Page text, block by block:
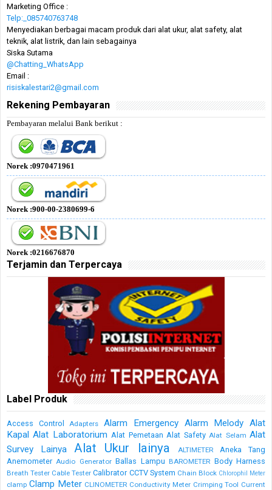
Marketing Office :
Telp:_085740763748
Menyediakan berbagai macam produk dari alat ukur, alat safety, alat
teknik, alat listrik, dan lain sebagainya
Siska Sutama
@Chatting_WhatsApp
Email :
risiskalestari2@gmail.com
Rekening Pembayaran
Pembayaran melalui Bank berikut :
Norek :0970471961
Norek :900-00-2380699-6
Norek :0216676870
Terjamin dan Terpercaya
Label Produk
Access Control Adapters Alarm Emergency Alarm Melody Alat
Kapal Alat Laboratorium Alat Pemetaan Alat Safety Alat Selam Alat
Survey Lainya
Alat Ukur lainya ALTIMETER
Aneka Tang
Anemometer Audio Generator Ballas Lampu BAROMETER Body Harness
Breath Tester Cable Tester Calibrator CCTV System Chain Block Chlorophil Meter
clamp Clamp Meter CLINOMETER Conductivity Meter Crimping Tool Current